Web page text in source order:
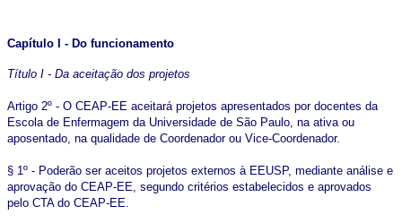
Capítulo I - Do funcionamento
Título I - Da aceitação dos projetos
Artigo 2º - O CEAP-EE aceitará projetos apresentados por docentes da
Escola de Enfermagem da Universidade de São Paulo, na ativa ou
aposentado, na qualidade de Coordenador ou Vice-Coordenador.
§ 1º - Poderão ser aceitos projetos externos à EEUSP, mediante análise e
aprovação do CEAP-EE, segundo critérios estabelecidos e aprovados
pelo CTA do CEAP-EE.